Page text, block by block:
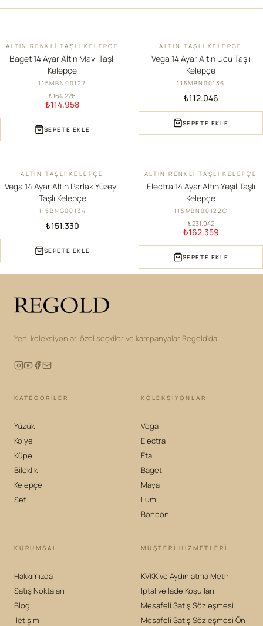
İNDIRIM
ALTIN RENKLI TAŞLI KELEPÇE
Baget 14 Ayar Altın Mavi Taşlı
Kelepçe
115MBN00127
₺164.226
₺114.958
SEPETE EKLE
YENI
ALTIN TAŞLI KELEPÇE
Vega 14 Ayar Altın Ucu Taşlı
Kelepçe
115MBN00136
₺112.046
SEPETE EKLE
YENI
ALTIN TAŞLI KELEPÇE
Vega 14 Ayar Altın Parlak Yüzeyli
Taşlı Kelepçe
115BNG00134
₺151.330
SEPETE EKLE
İNDIRIM
ALTIN RENKLI TAŞLI KELEPÇE
Electra 14 Ayar Altın Yeşil Taşlı
Kelepçe
115MBN00122C
₺231.942
₺162.359
SEPETE EKLE
Yeni koleksiyonlar, özel seçkiler ve kampanyalar Regold'da.
KATEGORILER
Yüzük
Kolye
Küpe
Bileklik
Kelepçe
Set
KOLEKSIYONLAR
Vega
Electra
Eta
Baget
Maya
Lumi
Bonbon
KURUMSAL
Hakkımızda
Satış Noktaları
Blog
İletişim
MÜŞTERİ HİZMETLERİ
KVKK ve Aydınlatma Metni
İptal ve İade Koşulları
Mesafeli Satış Sözleşmesi
Mesafeli Satış Sözleşmesi Ön